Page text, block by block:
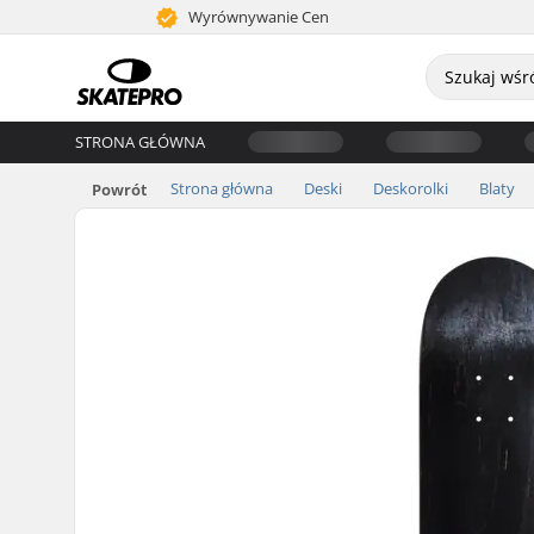
Wyrównywanie Cen
STRONA GŁÓWNA
Powrót Strona główna Deski Deskorolki Blaty